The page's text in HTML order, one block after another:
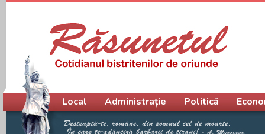
Meniu principal
Local Administrație Politică